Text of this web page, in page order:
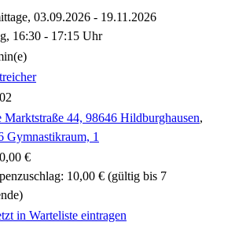
03.09.2026 - 19.11.2026
16:30 - 17:15 Uhr
Marktstraße 44, 98646 Hildburghausen,
Gymnastikraum, 1
€
10,00 € (gültig bis 7
in Warteliste eintragen